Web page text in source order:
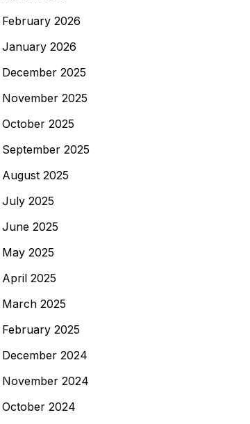
February 2026
January 2026
December 2025
November 2025
October 2025
September 2025
August 2025
July 2025
June 2025
May 2025
April 2025
March 2025
February 2025
December 2024
November 2024
October 2024